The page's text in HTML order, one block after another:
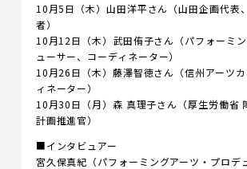
10月5日（木）山田洋平さん（山田企画代表
者）
10月12日（木）武田侑子さん（パフォーミ
ューサー、コーディネーター）
10月26日（木）藤澤智徳さん（信州アーツ
ィネーター）
10月30日（月）森 真理子さん（厚生労働省
計画推進官）
■インタビュアー
宮久保真紀（パフォーミングアーツ・プロデ